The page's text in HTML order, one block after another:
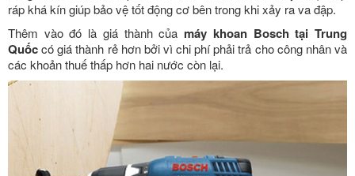
ráp khá kín giúp bảo vệ tốt động cơ bên trong khi xảy ra va đập.
Thêm vào đó là giá thành của máy khoan Bosch tại Trung
Quốccó giá thành rẻ hơn bởi vì chi phí phải trả cho công nhân và
các khoản thuế thấp hơn hai nước còn lại.